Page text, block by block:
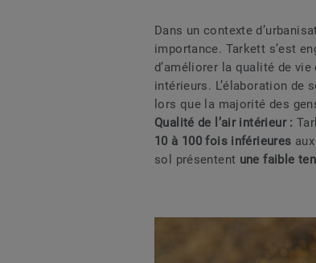
Dans un contexte
importance. Tarkett s’est
d’améliorer la qualité de
intérieurs. L’élaboration de
lors que la majorité des
Qualité de l’air intérieur :
10 à 100 fois inférieures
sol présentent une faible